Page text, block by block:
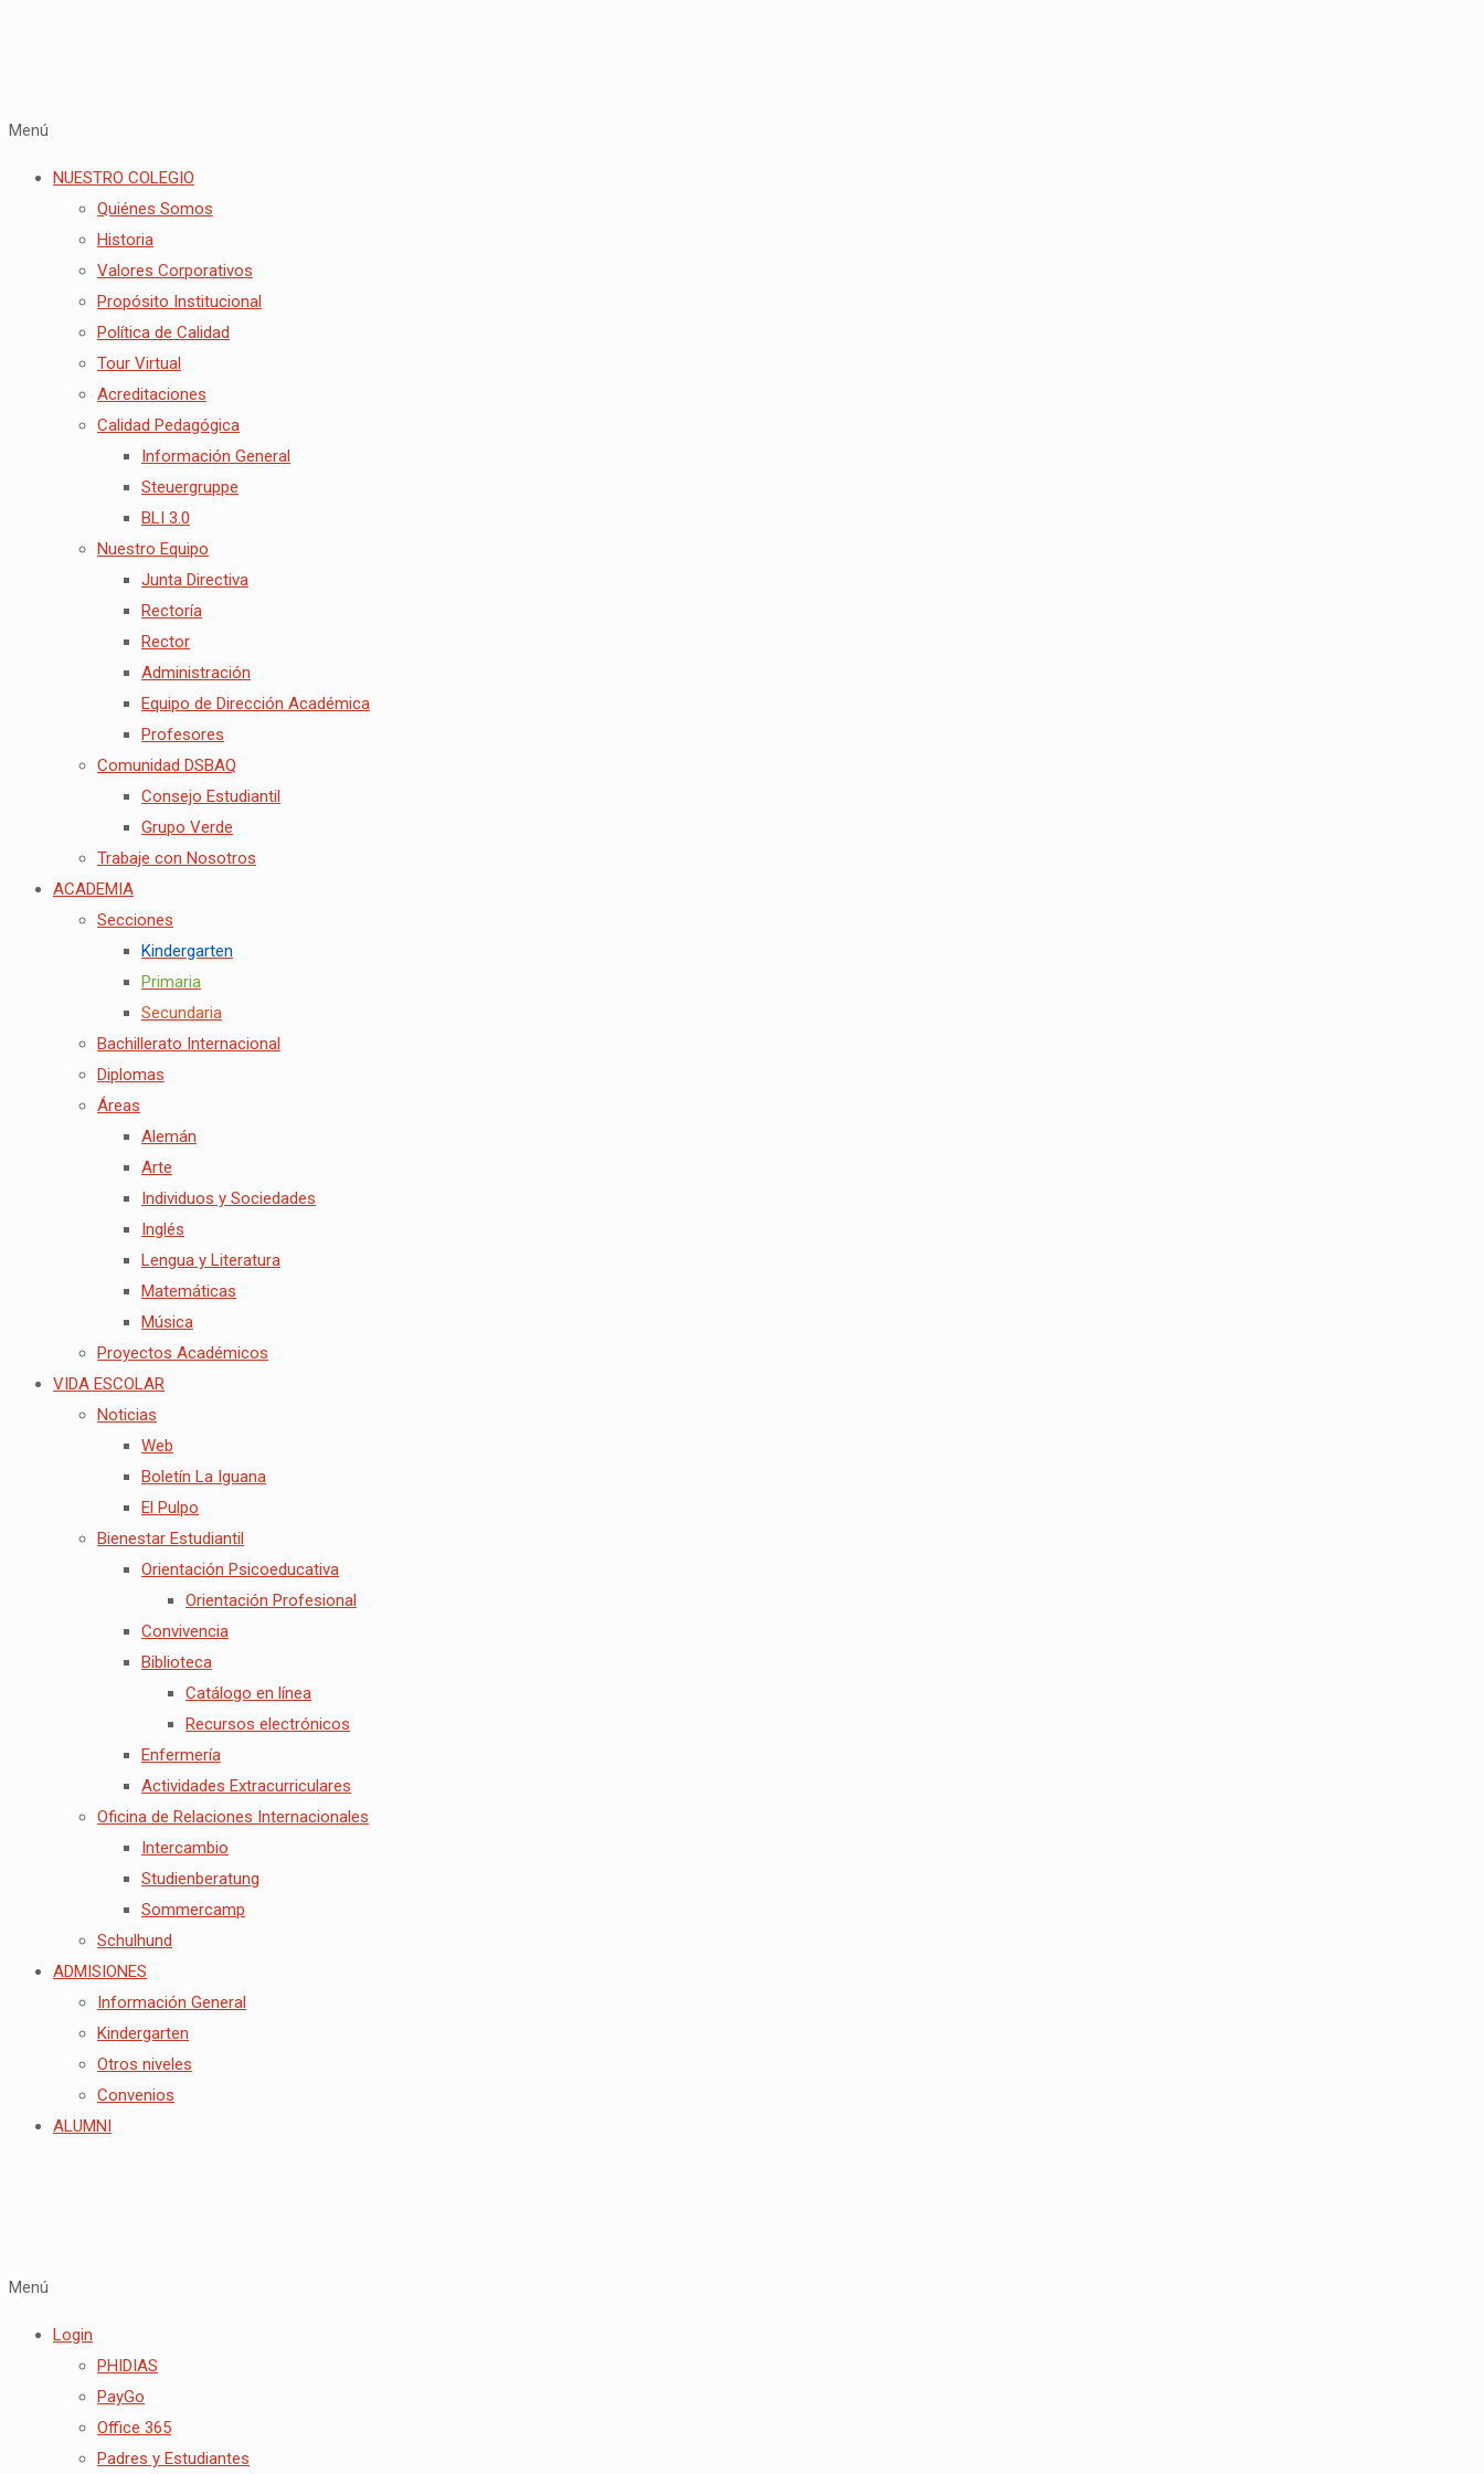
Menú
NUESTRO COLEGIO
Quiénes Somos
Historia
Valores Corporativos
Propósito Institucional
Política de Calidad
Tour Virtual
Acreditaciones
Calidad Pedagógica
Información General
Steuergruppe
BLI 3.0
Nuestro Equipo
Junta Directiva
Rectoría
Rector
Administración
Equipo de Dirección Académica
Profesores
Comunidad DSBAQ
Consejo Estudiantil
Grupo Verde
Trabaje con Nosotros
ACADEMIA
Secciones
Kindergarten
Primaria
Secundaria
Bachillerato Internacional
Diplomas
Áreas
Alemán
Arte
Individuos y Sociedades
Inglés
Lengua y Literatura
Matemáticas
Música
Proyectos Académicos
VIDA ESCOLAR
Noticias
Web
Boletín La Iguana
El Pulpo
Bienestar Estudiantil
Orientación Psicoeducativa
Orientación Profesional
Convivencia
Biblioteca
Catálogo en línea
Recursos electrónicos
Enfermería
Actividades Extracurriculares
Oficina de Relaciones Internacionales
Intercambio
Studienberatung
Sommercamp
Schulhund
ADMISIONES
Información General
Kindergarten
Otros niveles
Convenios
ALUMNI
Menú
Login
PHIDIAS
PayGo
Office 365
Padres y Estudiantes